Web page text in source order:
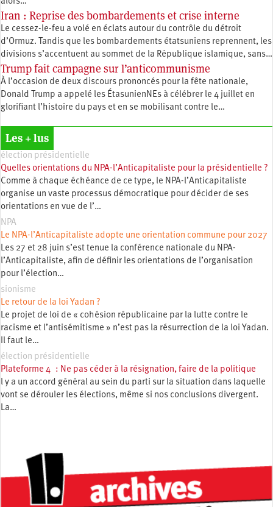
Iran : Reprise des bombardements et crise interne
Le cessez-le-feu a volé en éclats autour du contrôle du détroit
d’Ormuz. Tandis que les bombardements étatsuniens reprennent, les
divisions s’accentuent au sommet de la République islamique, sans…
Trump fait campagne sur l’anticommunisme
À l’occasion de deux discours prononcés pour la fête nationale,
Donald Trump a appelé les ÉtasunienNEs à célébrer le 4 juillet en
glorifiant l’histoire du pays et en se mobilisant contre le…
Les + lus
élection présidentielle
Quelles orientations du NPA-l’Anticapitaliste pour la présidentielle ?
Comme à chaque échéance de ce type, le NPA-l’Anticapitaliste
organise un vaste processus démocratique pour décider de ses
orientations en vue de l’…
NPA
Le NPA-l’Anticapitaliste adopte une orientation commune pour 2027
Les 27 et 28 juin s’est tenue la conférence nationale du NPA-
l’Anticapitaliste, afin de définir les orientations de l’organisation
pour l’élection…
sionisme
Le retour de la loi Yadan ?
Le projet de loi de « cohésion républicaine par la lutte contre le
racisme et l’antisémitisme » n’est pas la résurrection de la loi Yadan.
Il faut le…
élection présidentielle
Plateforme 4 : Ne pas céder à la résignation, faire de la politique
l y a un accord général au sein du parti sur la situation dans laquelle
vont se dérouler les élections, même si nos conclusions divergent.
La…